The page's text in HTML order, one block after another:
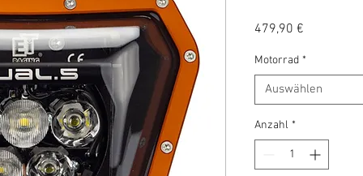
479,90 €
Motorrad *
Auswählen
Anzahl *